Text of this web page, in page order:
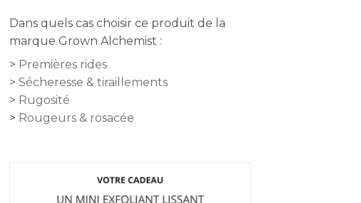
Dans quels cas choisir ce produit de la
marque Grown Alchemist :
Premières rides
Sécheresse & tiraillements
Rugosité
Rougeurs & rosacée